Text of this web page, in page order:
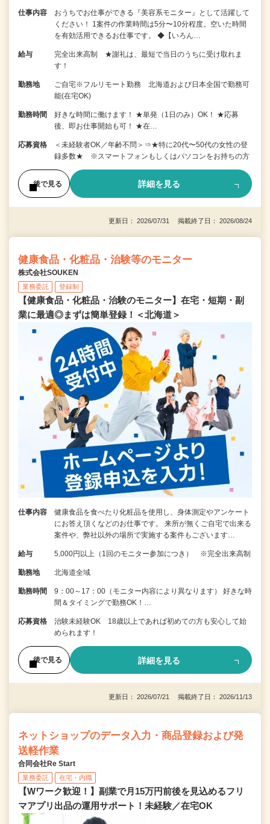
仕事内容
おうちでお仕事ができる『美容系モニター』として活躍して
ください！ 1案件の作業時間は5分〜10分程度。空いた時間
を有効活用できるお仕事です。 ◆【いろん…
給与
完全出来高制 ★謝礼は、最短で当日のうちに受け取れま
す！
勤務地
ご自宅※フルリモート勤務 北海道および日本全国で勤務可
能(在宅OK)
勤務時間
好きな時間に働けます！ ★単発（1日のみ）OK！ ★応募
後、即お仕事開始も可！ ★在…
応募資格
＜未経験者OK／年齢不問＞⇒★特に20代〜50代の女性の登
録多数★ ※スマートフォンもしくはパソコンをお持ちの方
後で見る 詳細を見る
更新日： 2026/07/31 掲載終了日： 2026/08/24
健康食品・化粧品・治験等のモニター
株式会社SOUKEN
業務委託 登録制
【健康食品・化粧品・治験のモニター】在宅・短期・副
業に最適◎まずは簡単登録！＜北海道＞
仕事内容
健康食品を食べたり化粧品を使用し、身体測定やアンケート
にお答え頂くなどのお仕事です。 来所が無くご自宅で出来る
案件や、弊社以外の場所で実施する案件もございます…
給与 5,000円以上（1回のモニター参加につき） ※完全出来高制
勤務地 北海道全域
勤務時間
9：00～17：00（モニター内容により異なります） 好きな時
間＆タイミングで勤務OK！…
応募資格
治験未経験OK 18歳以上であれば初めての方も安心して始
められます！
後で見る 詳細を見る
更新日： 2026/07/21 掲載終了日： 2026/11/13
ネットショップのデータ入力・商品登録および発
送軽作業
合同会社Re Start
業務委託 在宅・内職
【Wワーク歓迎！】副業で月15万円前後を見込めるフリ
マアプリ出品の運用サポート！未経験／在宅OK